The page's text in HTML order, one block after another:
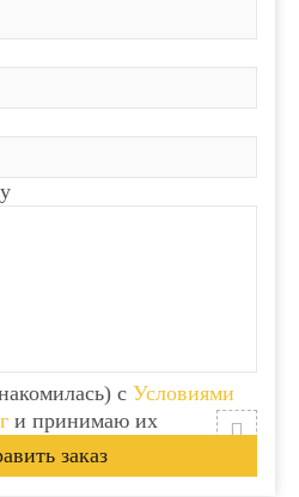
с Условиями
и принимаю их